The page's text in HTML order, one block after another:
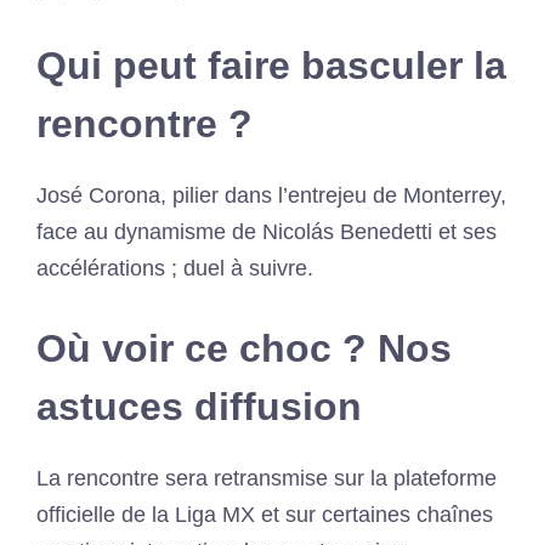
Qui peut faire basculer la
rencontre ?
José Corona, pilier dans l’entrejeu de Monterrey,
face au dynamisme de Nicolás Benedetti et ses
accélérations ; duel à suivre.
Où voir ce choc ? Nos
astuces diffusion
La rencontre sera retransmise sur la plateforme
officielle de la Liga MX et sur certaines chaînes